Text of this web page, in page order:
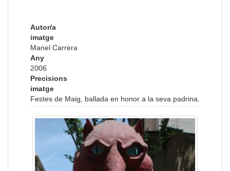
Autor/a
imatge
Manel Carrera
Any
2006
Precisions
imatge
Festes de Maig, ballada en honor a la seva padrina.